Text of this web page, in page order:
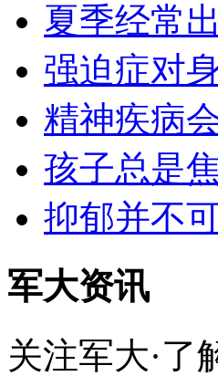
夏季经常
强迫症对
精神疾病
孩子总是
抑郁并不
军大资讯
关注军大·了